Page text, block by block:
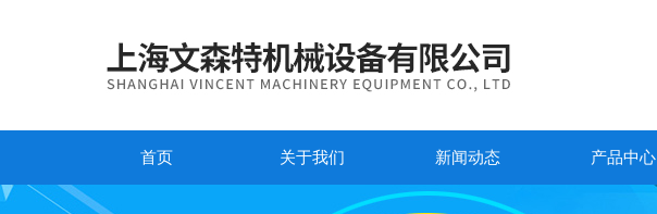
首页 关于我们 新闻动态 产品中心